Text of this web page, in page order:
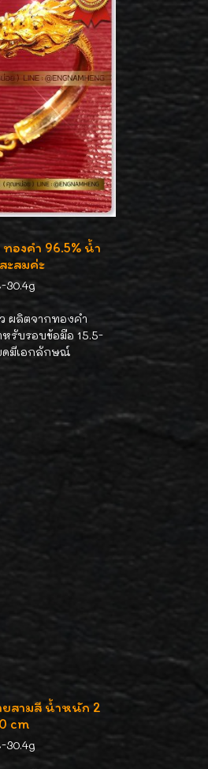
องคำ 96.5% น้ำ
ะสมค่ะ
30.4g
ผลิตจากทองคำ
รับรอบข้อมือ 15.5-
ดมีเอกลักษณ์
ยสามสี น้ำหนัก 2
cm
30.4g